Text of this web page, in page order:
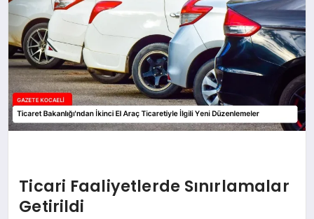
SAĞLIK
EĞITIM
Ticari Faaliyetlerde Sınırlamalar
Getirildi